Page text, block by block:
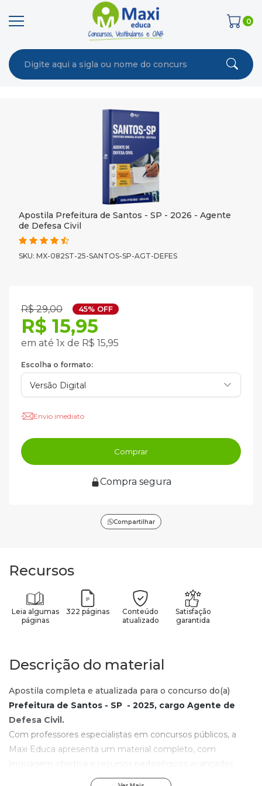
0
Apostila Prefeitura de Santos - SP - 2026 - Agente
de Defesa Civil
SKU: MX-082ST-25-SANTOS-SP-AGT-DEFES
R$ 29,00 45% OFF
R$ 15,95
em até 1x de R$ 15,95
Escolha o formato:
Envio imediato
Comprar
Compra segura
Compartilhar
Recursos
Leia algumas
páginas
322 páginas
Conteúdo
atualizado
Satisfação
garantida
Descrição do material
Apostila completa e atualizada para o concurso do(a)
Prefeitura de Santos - SP - 2025, cargo Agente de
Defesa Civil.
Com professores especialistas em concursos públicos, a
Maxi Educa apresenta um material completo, com
linguagem objetiva e recursos pedagógicos avançados.
Com os elementos de aprendizagem contidos nesta